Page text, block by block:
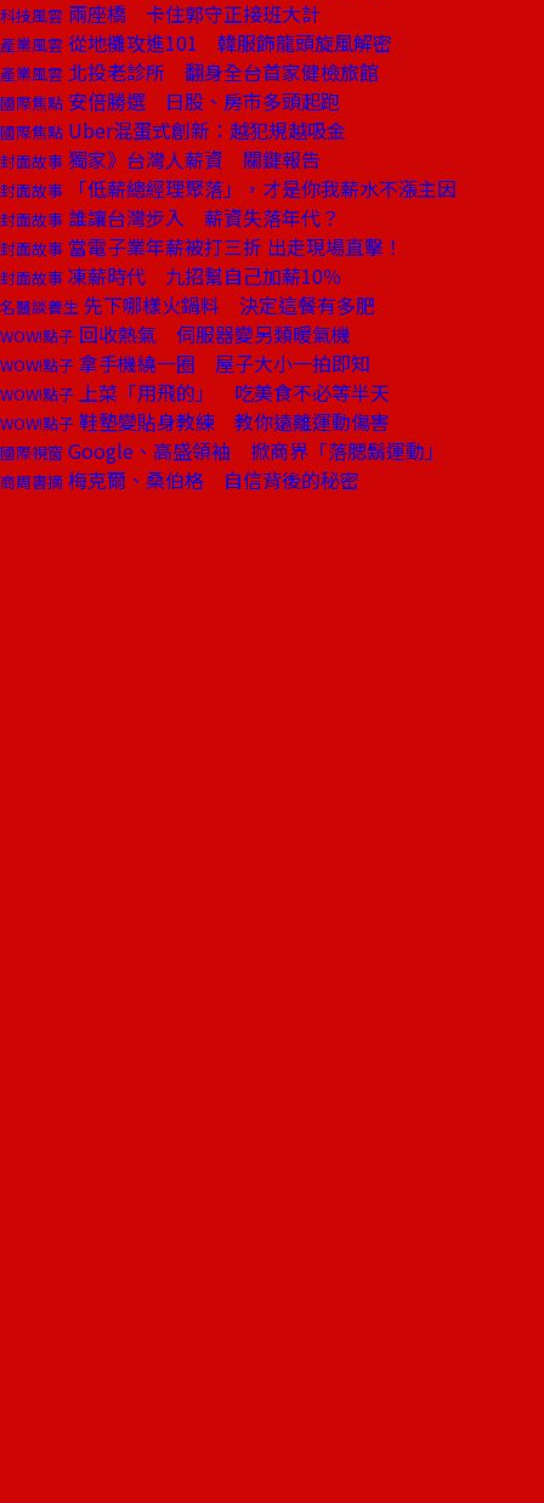
科技風雲 兩座橋 卡住郭守正接班大計
產業風雲 從地攤攻進101 韓服飾龍頭旋風解密
產業風雲 北投老診所 翻身全台首家健檢旅館
國際焦點 安倍勝選 日股、房市多頭起跑
國際焦點 Uber混蛋式創新：越犯規越吸金
封面故事 獨家》台灣人薪資 關鍵報告
封面故事 「低薪總經理聚落」，才是你我薪水不漲主因
封面故事 誰讓台灣步入 薪資失落年代？
封面故事 當電子業年薪被打三折 出走現場直擊！
封面故事 凍薪時代 九招幫自己加薪10％
名醫談養生 先下哪樣火鍋料 決定這餐有多肥
WOW!點子 回收熱氣 伺服器變另類暖氣機
WOW!點子 拿手機繞一圈 屋子大小一拍即知
WOW!點子 上菜「用飛的」 吃美食不必等半天
WOW!點子 鞋墊變貼身教練 教你遠離運動傷害
國際視窗 Google、高盛領袖 掀商界「落腮鬍運動」
商周書摘 梅克爾、桑伯格 自信背後的秘密